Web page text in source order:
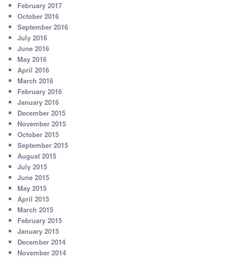
February 2017
October 2016
September 2016
July 2016
June 2016
May 2016
April 2016
March 2016
February 2016
January 2016
December 2015
November 2015
October 2015
September 2015
August 2015
July 2015
June 2015
May 2015
April 2015
March 2015
February 2015
January 2015
December 2014
November 2014